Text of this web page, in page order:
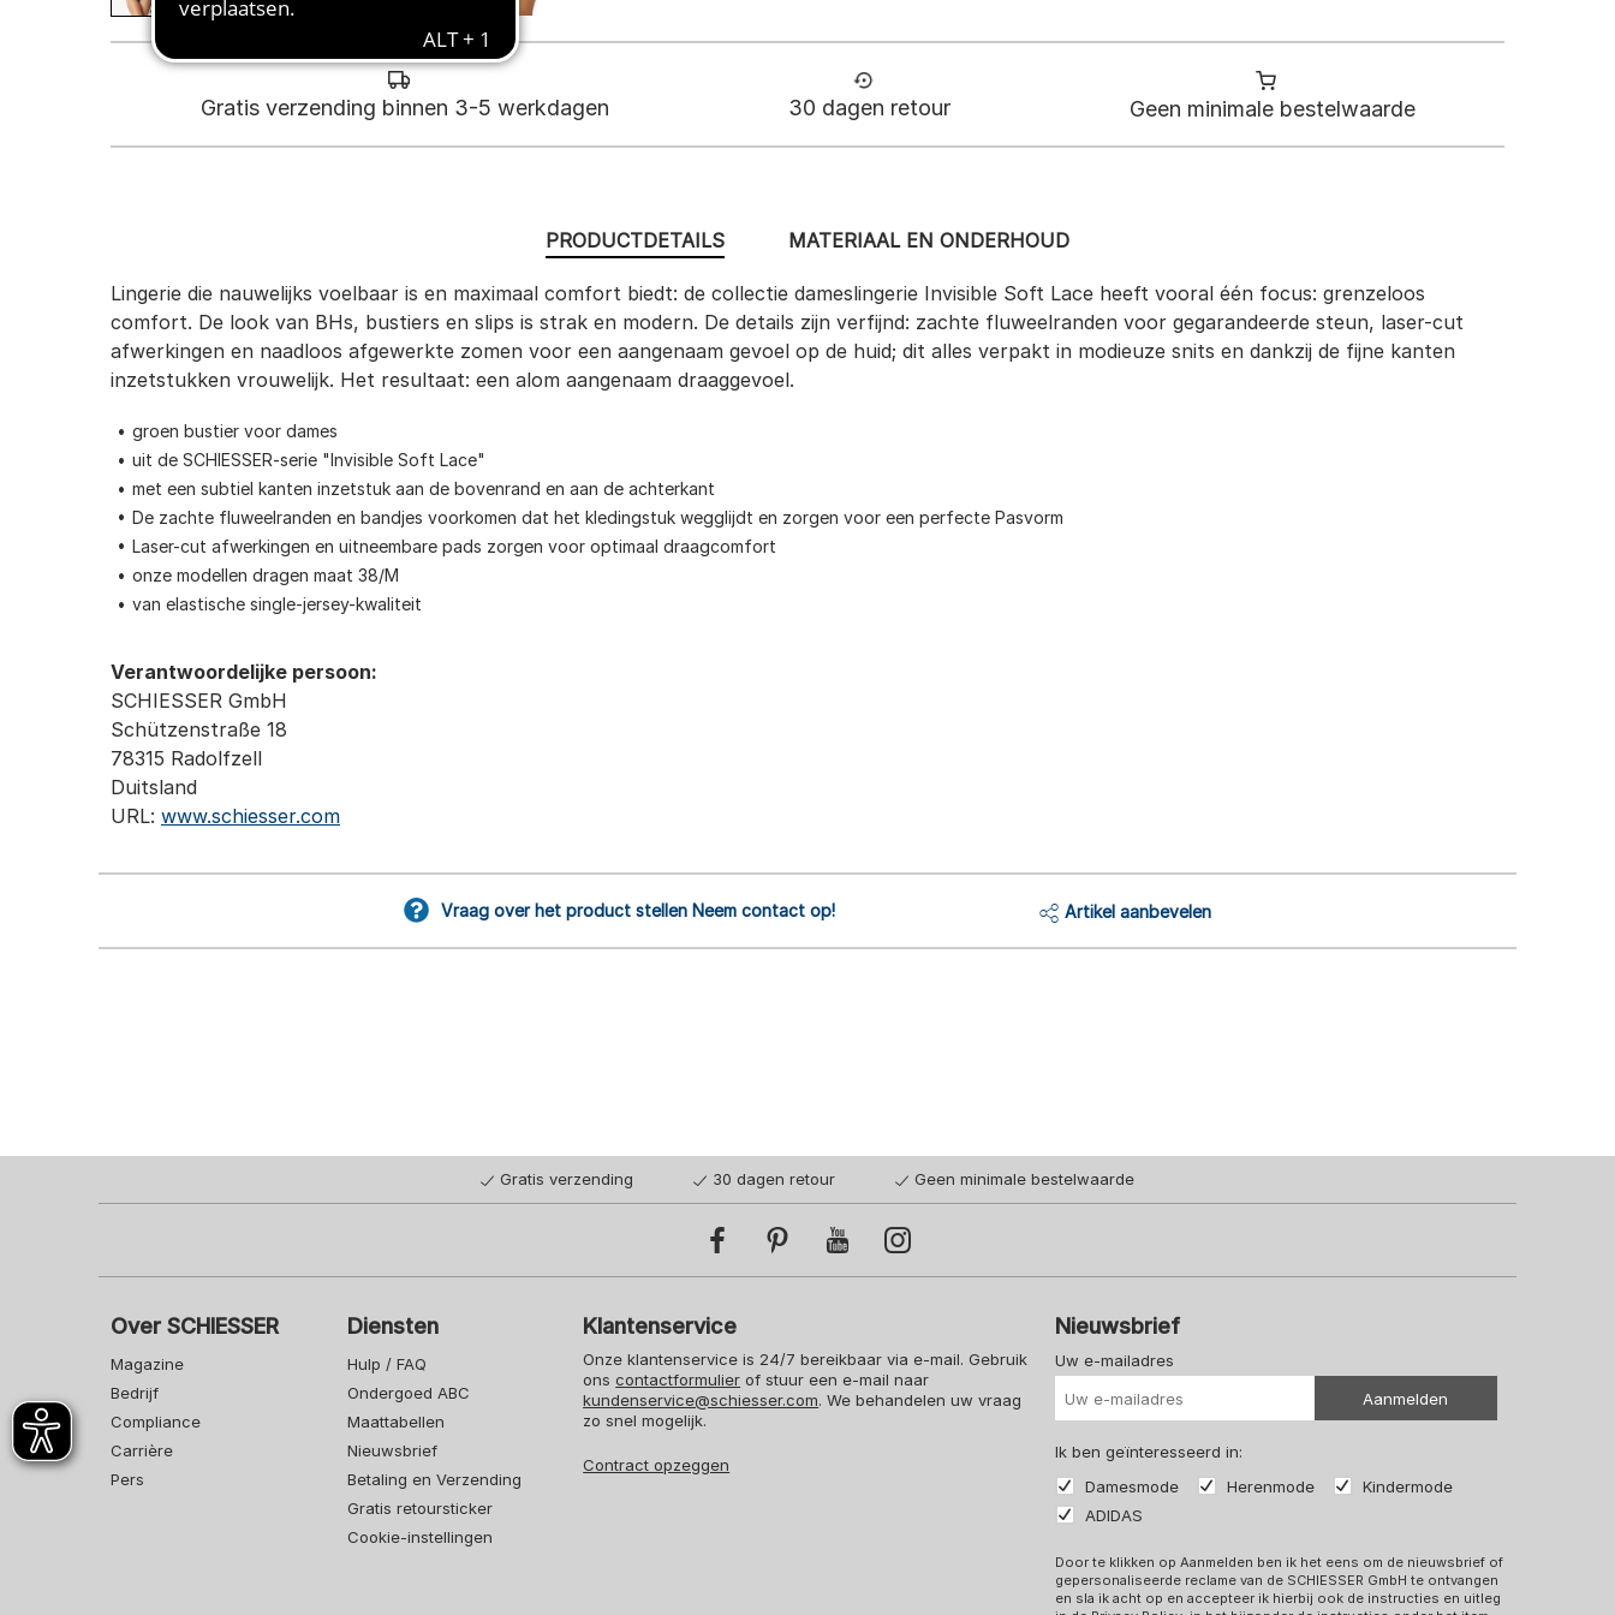
Gratis verzending binnen 3-5 werkdagen 30 dagen retour Geen minimale bestelwaarde
PRODUCTDETAILS
Lingerie die nauwelijks voelbaar is en maximaal comfort biedt: de collectie dameslingerie Invisible Soft Lace heeft vooral één focus: grenzeloos
comfort. De look van BHs, bustiers en slips is strak en modern. De details zijn verfijnd: zachte fluweelranden voor gegarandeerde steun, laser-cut
afwerkingen en naadloos afgewerkte zomen voor een aangenaam gevoel op de huid; dit alles verpakt in modieuze snits en dankzij de fijne kanten
inzetstukken vrouwelijk. Het resultaat: een alom aangenaam draaggevoel.
groen bustier voor dames
uit de SCHIESSER-serie "Invisible Soft Lace"
met een subtiel kanten inzetstuk aan de bovenrand en aan de achterkant
De zachte fluweelranden en bandjes voorkomen dat het kledingstuk wegglijdt en zorgen voor een perfecte Pasvorm
Laser-cut afwerkingen en uitneembare pads zorgen voor optimaal draagcomfort
onze modellen dragen maat 38/M
van elastische single-jersey-kwaliteit
Verantwoordelijke persoon:
SCHIESSER GmbH
Schützenstraße 18
78315 Radolfzell
Duitsland
URL: www.schiesser.com
MATERIAAL EN ONDERHOUD
Vraag over het product stellen Neem contact op! Artikel aanbevelen
Gratis verzending 30 dagen retour Geen minimale bestelwaarde
Over SCHIESSER
Magazine
Bedrijf
Compliance
Carrière
Pers
Diensten
Hulp / FAQ
Ondergoed ABC
Maattabellen
Nieuwsbrief
Betaling en Verzending
Gratis retoursticker
Cookie-instellingen
Klantenservice
Onze klantenservice is 24/7 bereikbaar via e-mail. Gebruik
onscontactformulier of stuur een e-mail naar
kundenservice@schiesser.com. We behandelen uw vraag
zo snel mogelijk.
Contract opzeggen
Nieuwsbrief
Uw e-mailadres
Aanmelden
Ik ben geïnteresseerd in:
Damesmode
Herenmode
Kindermode
ADIDAS
Door te klikken op Aanmelden ben ik het eens om de nieuwsbrief of
gepersonaliseerde reclame van de SCHIESSER GmbH te ontvangen
en sla ik acht op en accepteer ik hierbij ook de instructies en uitleg